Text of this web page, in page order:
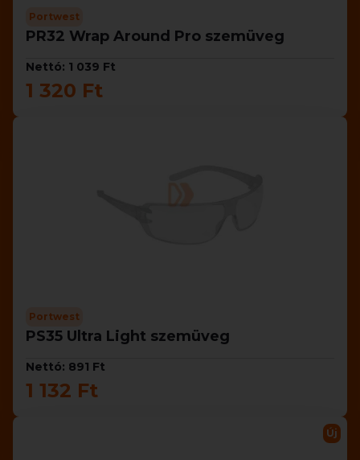
Portwest
PR32 Wrap Around Pro szemüveg
Nettó: 1 039 Ft
1 320 Ft
Portwest
PS35 Ultra Light szemüveg
Nettó: 891 Ft
1 132 Ft
Új